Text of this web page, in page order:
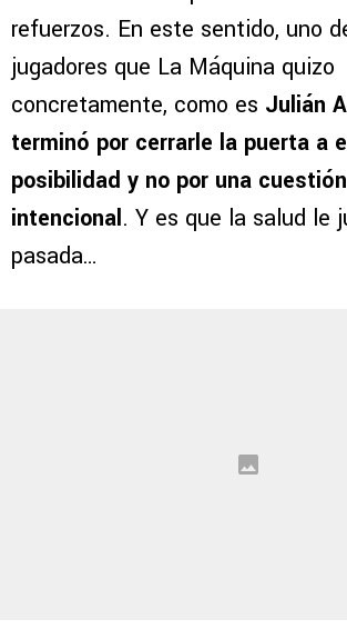
refuerzos. En este sentido, uno
jugadores que La Máquina quizo
concretamente, como es Julián
terminó por cerrarle la puerta a
posibilidad y no por una
intencional. Y es que la salud le
pasada…